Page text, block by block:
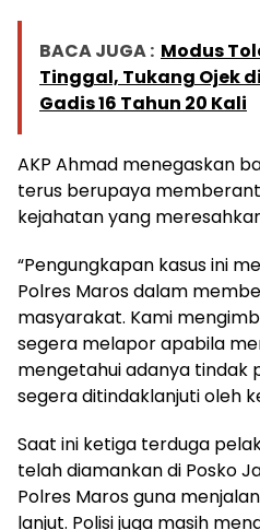
BACA JUGA : Modus
Tinggal, Tukang Ojek
Gadis 16 Tahun 20 Kali
AKP Ahmad menegaskan
terus berupaya
kejahatan yang
“Pengungkapan kasus ini
Polres Maros dalam
masyarakat. Kami
segera melapor apabila
mengetahui adanya tindak
segera ditindaklanjuti oleh
Saat ini ketiga terduga
telah diamankan di Posko
Polres Maros guna
lanjut. Polisi juga masih